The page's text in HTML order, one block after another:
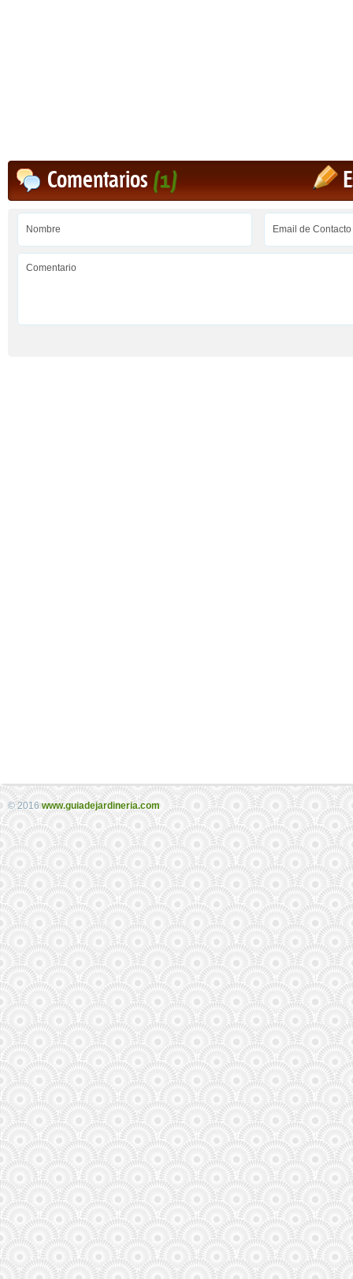
Comentarios(1)
© 2016 www.guiadejardineria.com